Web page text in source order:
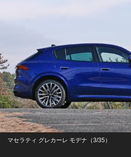
マセラティ グレカーレ モデナ（3/35）